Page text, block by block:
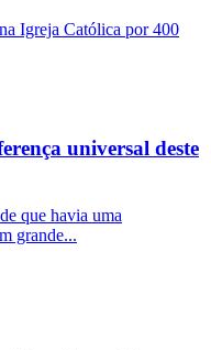
Igreja Católica por 400
universal deste
que havia uma
grande...